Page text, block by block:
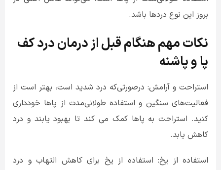
بروز این نوع دردها باشد.
نکات مهم هنگام قبل از درمان درد کف
پا و پاشنه
استراحت و آرامش: درصورتی‌که درد شدید است، بهتر است از
فعالیت‌های سنگین و استفاده طولانی‌مدت از پاها خودداری
کنید. استراحت به پاها کمک می کند تا بهبود یابند و درد
کاهش یابد.
استفاده از یخ: استفاده از یخ برای کاهش التهاب و درد